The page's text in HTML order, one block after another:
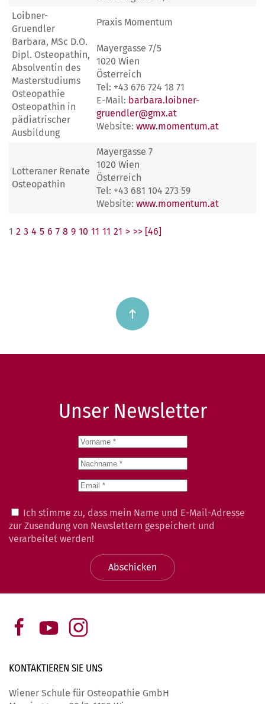
Loibner-
Gruendler
Barbara, MSc D.O.
Dipl. Osteopathin,
Absolventin des
Masterstudiums
Osteopathie
Osteopathin in
pädiatrischer
Ausbildung
Praxis Momentum
Mayergasse 7/5
1020 Wien
Österreich
Tel: +43 676 724 18 71
E-Mail: barbara.loibner-
gruendler@gmx.at
Website: www.momentum.at
Lotteraner Renate
Osteopathin
Mayergasse 7
1020 Wien
Österreich
Tel: +43 681 104 273 59
Website: www.momentum.at
1 2 3 4 5 6 7 8 9 10 11 11 21 > >> [46]
Unser Newsletter
Ich stimme zu, dass mein Name und E-Mail-Adresse
zur Zusendung von Newslettern gespeichert und
verarbeitet werden!
Abschicken
KONTAKTIEREN SIE UNS
Wiener Schule für Osteopathie GmbH